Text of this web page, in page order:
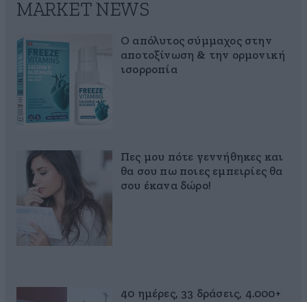
MARKET NEWS
Ο απόλυτος σύμμαχος στην
αποτοξίνωση & την ορμονική
ισορροπία
Πες μου πότε γεννήθηκες και
θα σου πω ποιες εμπειρίες θα
σου έκανα δώρο!
40 ημέρες, 33 δράσεις, 4.000+